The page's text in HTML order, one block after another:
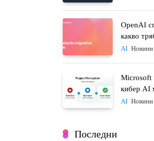
OpenAI
какво
AI Новини
Microsoft
кибер AI
AI Новини
Последни